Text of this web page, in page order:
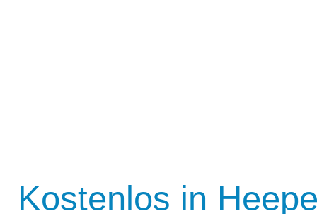
Kostenlos in